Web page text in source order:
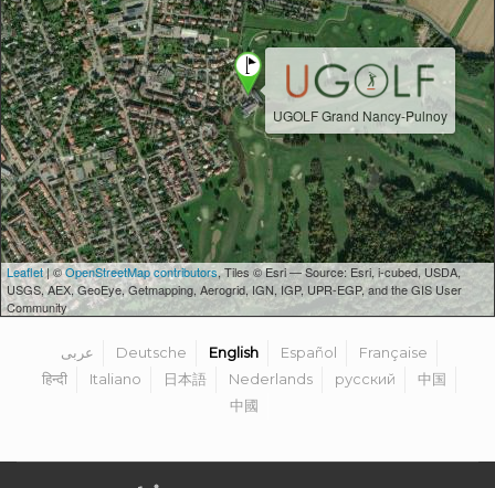
UGOLF Grand Nancy-Pulnoy
Leaflet| ©OpenStreetMap contributors, Tiles © Esri — Source: Esri, i-cubed, USDA,
USGS, AEX, GeoEye, Getmapping, Aerogrid, IGN, IGP, UPR-EGP, and the GIS User
Community
عربى Deutsche English Español
Française
हिन्दी
Italiano 日本語 Nederlands русский
中国
中國